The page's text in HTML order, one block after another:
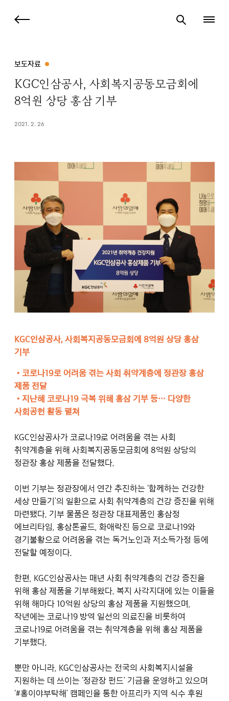
보도자료
KGC인삼공사, 사회복지공동모금회에
8억원 상당 홍삼 기부
2021. 2. 26
KGC인삼공사, 사회복지공동모금회에 8억원 상당 홍삼
기부
• 코로나19로 어려움 겪는 사회 취약계층에 정관장 홍삼
제품 전달
• 지난해 코로나19 극복 위해 홍삼 기부 등… 다양한
사회공헌 활동 펼쳐
KGC인삼공사가 코로나19로 어려움을 겪는 사회
취약계층을 위해 사회복지공동모금회에 8억원 상당의
정관장 홍삼 제품을 전달했다.
이번 기부는 정관장에서 연간 추진하는 ‘함께하는 건강한
세상 만들기’의 일환으로 사회 취약계층의 건강 증진을 위해
마련됐다. 기부 물품은 정관장 대표제품인 홍삼정
에브리타임, 홍삼톤골드, 화애락진 등으로 코로나19와
경기불황으로 어려움을 겪는 독거노인과 저소득가정 등에
전달할 예정이다.
한편, KGC인삼공사는 매년 사회 취약계층의 건강 증진을
위해 홍삼 제품을 기부해왔다. 복지 사각지대에 있는 이들을
위해 해마다 10억원 상당의 홍삼 제품을 지원했으며,
작년에는 코로나19 방역 일선의 의료진을 비롯하여
코로나19로 어려움을 겪는 취약계층을 위해 홍삼 제품을
기부했다.
뿐만 아니라, KGC인삼공사는 전국의 사회복지시설을
지원하는 데 쓰이는 ‘정관장 펀드’ 기금을 운영하고 있으며
‘#홍이야부탁해’ 캠페인을 통한 아프리카 지역 식수 후원